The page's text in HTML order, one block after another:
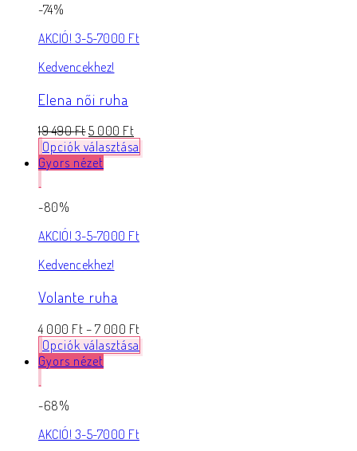
-74%
AKCIÓ! 3-5-7000 Ft
Kedvencekhez!
Elena női ruha
19 490Ft5 000 Ft
Opciók választása
Gyors nézet
-80%
AKCIÓ! 3-5-7000 Ft
Kedvencekhez!
Volante ruha
4 000 Ft – 7 000 Ft
Opciók választása
Gyors nézet
-68%
AKCIÓ! 3-5-7000 Ft